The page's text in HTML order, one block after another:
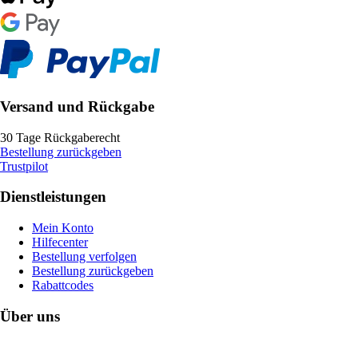
Versand und Rückgabe
30 Tage Rückgaberecht
Bestellung zurückgeben
Trustpilot
Dienstleistungen
Mein Konto
Hilfecenter
Bestellung verfolgen
Bestellung zurückgeben
Rabattcodes
Über uns